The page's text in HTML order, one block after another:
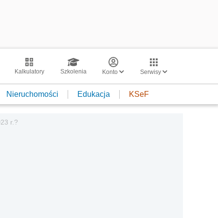
Kalkulatory Szkolenia Konto Serwisy
Nieruchomości Edukacja KSeF
r.?